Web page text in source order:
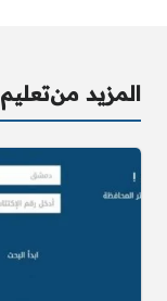
المزيد منتعليم